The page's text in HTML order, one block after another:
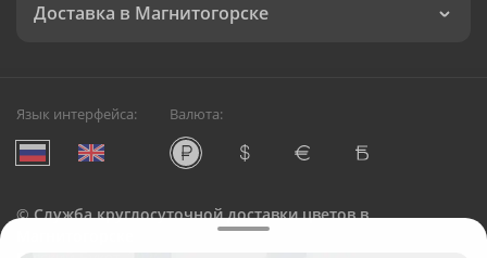
Доставка в Магнитогорске
Язык интерфейса: Валюта:
©Служба круглосуточной доставки цветов в